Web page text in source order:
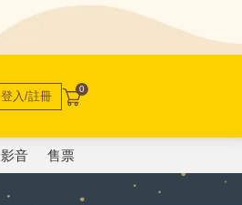
登入/註冊 0
影音 售票